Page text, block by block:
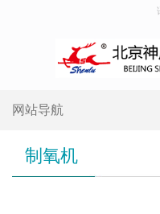
网站导航
制氧机